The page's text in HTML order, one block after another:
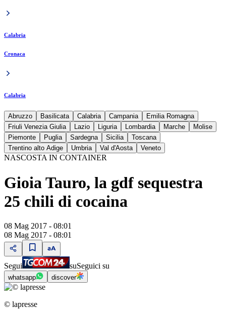
Calabria
Cronaca
Calabria
Abruzzo Basilicata Calabria Campania
Emilia Romagna
Friuli Venezia Giulia
Lazio Liguria Lombardia Marche
Molise
Piemonte
Puglia Sardegna Sicilia
Toscana
Trentino alto Adige
Umbria Val d'Aosta Veneto
NASCOSTA IN CONTAINER
Gioia Tauro, la gdf sequestra
25 chili di cocaina
08 Mag 2017 - 08:01
08 Mag 2017 - 08:01
Segui suSeguici su
whatsapp discover
© lapresse